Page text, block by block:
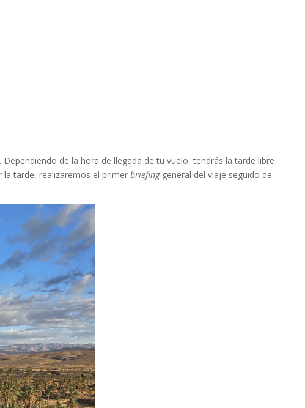
. Dependiendo de la hora de llegada de tu vuelo, tendrás la tarde libre
la tarde, realizaremos el primer briefinggeneral del viaje seguido de